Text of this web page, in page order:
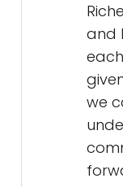
and
we